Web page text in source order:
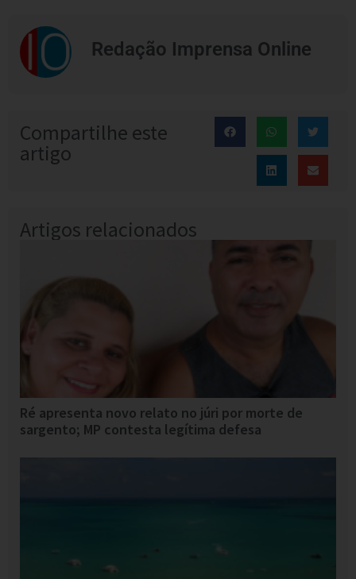
Redação Imprensa Online
Compartilhe este
artigo
Artigos relacionados
Ré apresenta novo relato no júri por morte de
sargento; MP contesta legítima defesa